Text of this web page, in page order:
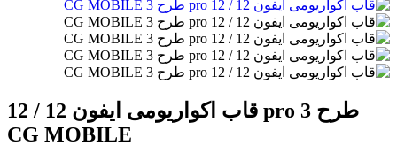
قاب اکواریومی ایفون 12 / 12 pro طرح 3
CG MOBILE